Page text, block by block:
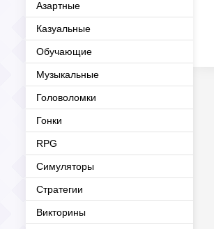
Азартные
Казуальные
Обучающие
Музыкальные
Головоломки
Гонки
RPG
Симуляторы
Стратегии
Викторины